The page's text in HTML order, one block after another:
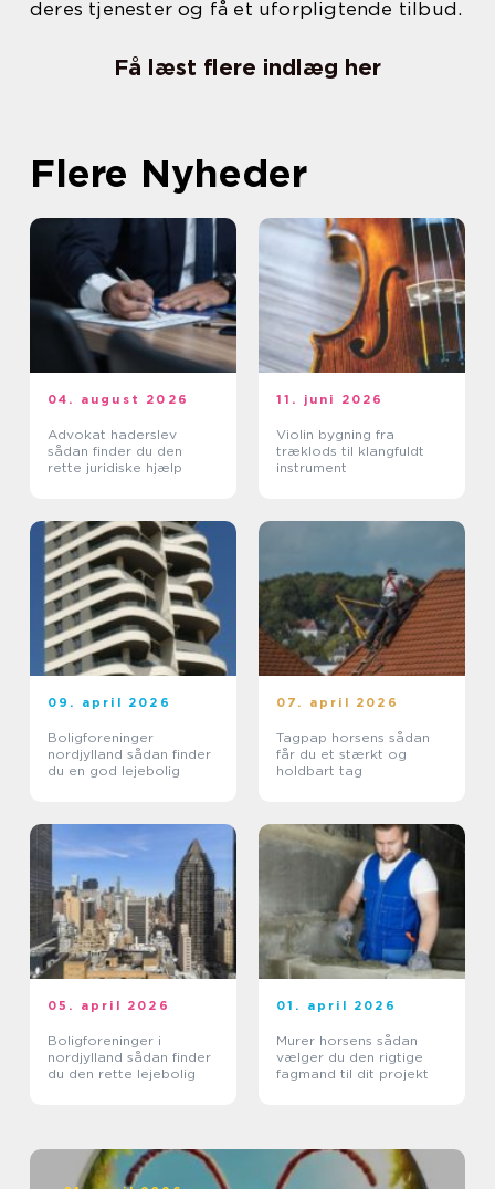
deres tjenester og få et uforpligtende tilbud.
Få læst flere indlæg her
Flere Nyheder
04. august 2026
Advokat haderslev
sådan finder du den
rette juridiske hjælp
11. juni 2026
Violin bygning fra
træklods til klangfuldt
instrument
09. april 2026
Boligforeninger
nordjylland sådan finder
du en god lejebolig
07. april 2026
Tagpap horsens sådan
får du et stærkt og
holdbart tag
05. april 2026
Boligforeninger i
nordjylland sådan finder
du den rette lejebolig
01. april 2026
Murer horsens sådan
vælger du den rigtige
fagmand til dit projekt